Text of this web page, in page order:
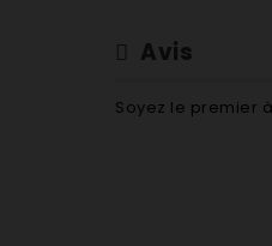
Avis
Soyez le premier